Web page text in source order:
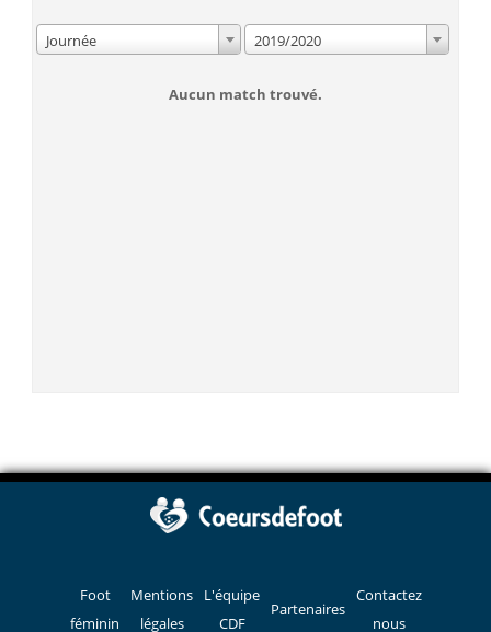
Journée 2019/2020
Aucun match trouvé.
Foot
féminin
Mentions
légales
L'équipe
CDF
Partenaires
Contactez
nous